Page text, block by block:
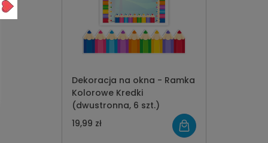
Dekoracja na okna - Ramka
Kolorowe Kredki
(dwustronna, 6 szt.)
19,99 zł